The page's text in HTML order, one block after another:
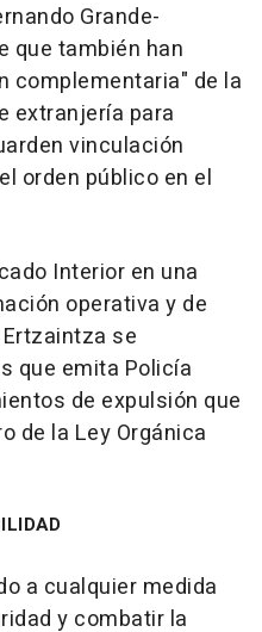
Grande-
que también han
complementaria" de la
extranjería para
vinculación
orden público en el
Interior en una
operativa y de
se
que emita Policía
de expulsión que
de la Ley Orgánica
a cualquier medida
y combatir la